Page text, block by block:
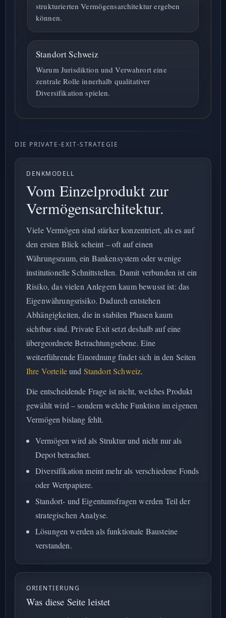
strukturierten Vermögensarchitektur ergeben
können.
Standort Schweiz
Warum Jurisdiktion und Verwahrort eine
zentrale Rolle innerhalb qualitativer
Diversifikation spielen.
DIE PRIVATE-EXIT-STRATEGIE
DENKMODELL
Vom Einzelprodukt zur
Vermögensarchitektur.
Viele Vermögen sind stärker konzentriert, als es auf
den ersten Blick scheint – oft auf einen
Währungsraum, ein Bankensystem oder wenige
institutionelle Schnittstellen. Damit verbunden ist ein
Risiko, das vielen Anlegern kaum bewusst ist: das
Eigenwährungsrisiko. Dadurch entstehen
Abhängigkeiten, die in stabilen Phasen kaum
sichtbar sind. Private Exit setzt deshalb auf eine
übergeordnete Betrachtungsebene. Eine
weiterführende Einordnung findet sich in den Seiten
Ihre Vorteileund Standort Schweiz.
Die entscheidende Frage ist nicht, welches Produkt
gewählt wird – sondern welche Funktion im eigenen
Vermögen bislang fehlt.
Vermögen wird als Struktur und nicht nur als
Depot betrachtet.
Diversifikation meint mehr als verschiedene Fonds
oder Wertpapiere.
Standort- und Eigentumsfragen werden Teil der
strategischen Analyse.
Lösungen werden als funktionale Bausteine
verstanden.
ORIENTIERUNG
Was diese Seite leistet